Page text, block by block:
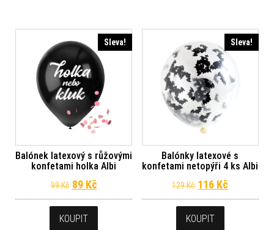
Sleva!
Balónek latexový s růžovými
konfetami holka Albi
99Kč Původní cena byla: 99 Kč.
89 KčAktuální cena je: 89 Kč.
KOUPIT
Sleva!
Balónky latexové s
konfetami netopýři 4 ks Albi
129Kč Původní cena
116 Kč
KOUPIT